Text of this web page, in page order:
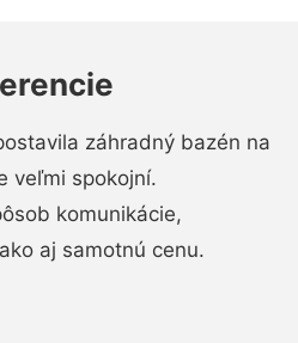
záhradný bazén na
veľmi spokojní.
komunikácie,
aj samotnú cenu.